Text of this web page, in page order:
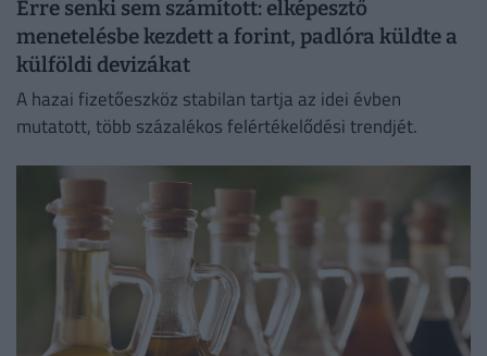
Erre senki sem számított: elképesztő
menetelésbe kezdett a forint, padlóra küldte a
külföldi devizákat
A hazai fizetőeszköz stabilan tartja az idei évben
mutatott, több százalékos felértékelődési trendjét.